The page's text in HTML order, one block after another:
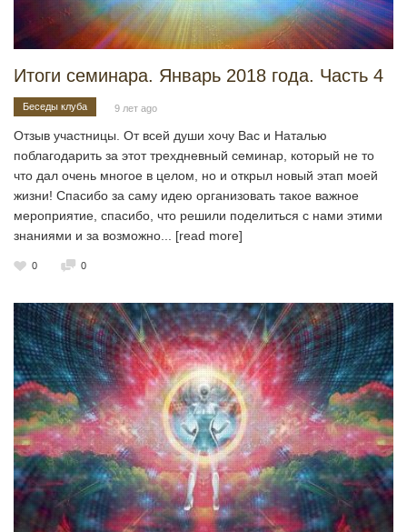
Итоги семинара. Январь 2018 года. Часть 4
Беседы клуба 9 лет ago
Отзыв участницы. От всей души хочу Вас и Наталью
поблагодарить за этот трехдневный семинар, который не то
что дал очень многое в целом, но и открыл новый этап моей
жизни! Спасибо за саму идею организовать такое важное
мероприятие, спасибо, что решили поделиться с нами этими
знаниями и за возможно... [read more]
0 0